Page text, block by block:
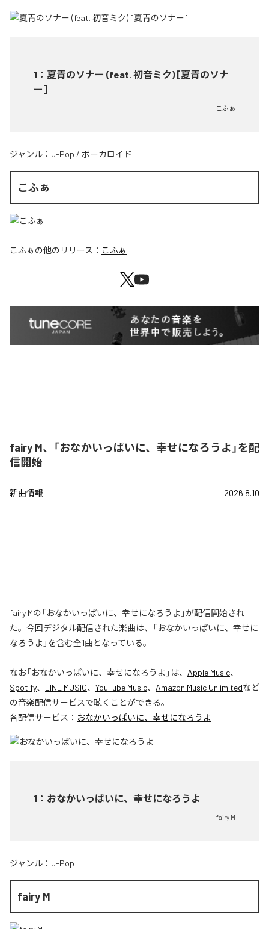
1 ： 夏青のソナー (feat. 初音ミク) [夏青のソナ
ー]
こふぁ
ジャンル： J-Pop / ボーカロイド
こふぁ
こふぁ の他のリリース： こふぁ
fairy M、「おなかいっぱいに、幸せになろうよ」を配
信開始
新曲情報 2026.8.10
fairy Mの「おなかいっぱいに、幸せになろうよ」が配信開始され
た。今回デジタル配信された楽曲は、「おなかいっぱいに、幸せに
なろうよ」を含む全1曲となっている。
なお「おなかいっぱいに、幸せになろうよ 」は、 Apple Music、
Spotify、 LINE MUSIC、 YouTube Music、 Amazon Music Unlimitedなど
の音楽配信サービスで聴くことができる。
各配信サービス： おなかいっぱいに、幸せになろうよ
1 ： おなかいっぱいに、幸せになろうよ
fairy M
ジャンル： J-Pop
fairy M